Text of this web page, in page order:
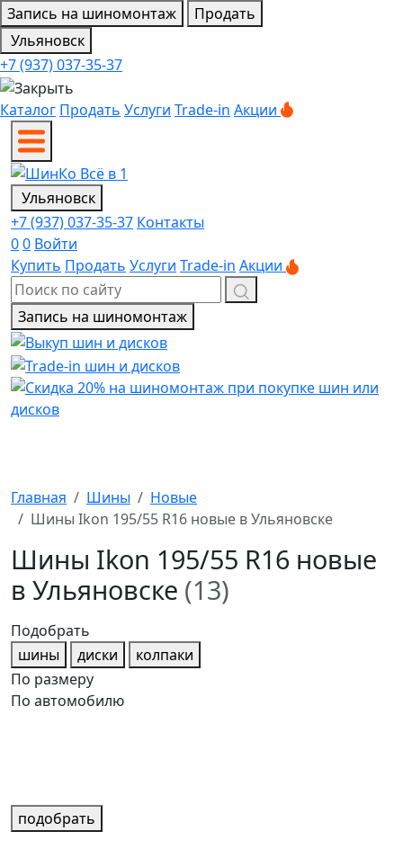
Запись на шиномонтаж
Продать
Ульяновск
+7 (937) 037-35-37
Каталог Продать Услуги Trade-in Акции
Ульяновск
+7 (937) 037-35-37 Контакты
00 Войти
Купить Продать Услуги Trade-in Акции
Запись на шиномонтаж
Главная Шины
Новые
Шины Ikon 195/55 R16 новые в Ульяновске
Шины Ikon 195/55 R16 новые
в Ульяновске (13)
Подобрать
шины
диски
колпаки
По размеру
По автомобилю
подобрать